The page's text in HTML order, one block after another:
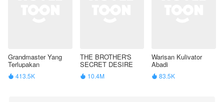
Grandmaster Yang
Terlupakan
 413.5K
THE BROTHER'S
SECRET DESIRE
 10.4M
Warisan Kulivator
Abadi
 83.5K